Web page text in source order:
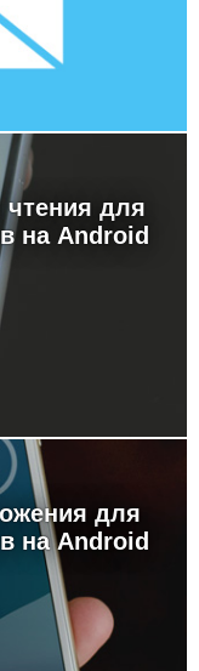
для
на Android
для
на Android